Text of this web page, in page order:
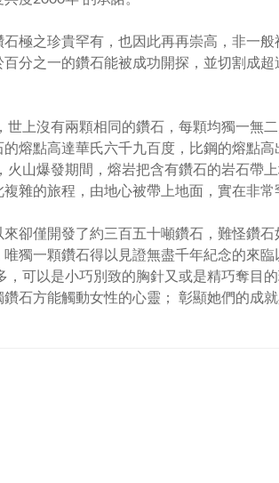
之珍貴罕有，也因此再再崇高，非一般
分之一的鑽石能被成功開探，並切割成
上沒有兩顆相同的鑽石，每顆均獨一無二
熔點高達華氏六千九百度，比鋼的熔點
山爆發期間，熔岩把含有鑽石的岩石帶
雜的旅程，由地心被帶上地面，實在非常
僅開發了約三百五十噸鑽石，難怪鑽石
獨一顆鑽石得以見證無盡千年紀念的來
可以是小巧別致的胸針又或是精巧奪目
石方能觸動女性的心靈； 彰顯她們的成